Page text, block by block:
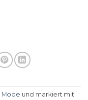
Mode und markiert mit